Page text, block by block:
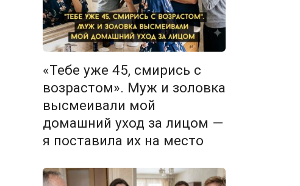
«Тебе уже 45, смирись с
возрастом». Муж и золовка
высмеивали мой
домашний уход за лицом —
я поставила их на место